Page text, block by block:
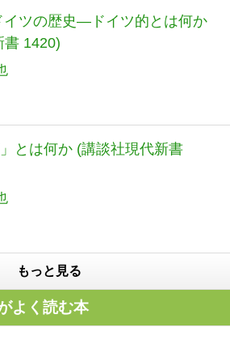
イツの歴史―ドイツ的とは何か
書 1420)
」とは何か (講談社現代新書
もっと見る
よく読む本